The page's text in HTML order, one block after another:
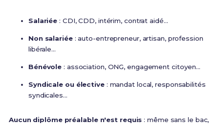
Salariée : CDI, CDD, intérim, contrat aidé...
Non salariée: auto-entrepreneur, artisan, profession
libérale...
Bénévole : association, ONG, engagement citoyen...
Syndicale ou élective: mandat local, responsabilités
syndicales...
Aucun diplôme préalable n'est requis : même sans le bac,